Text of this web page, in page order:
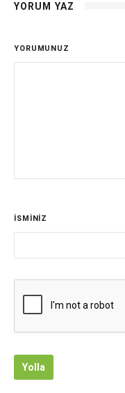
YORUM YAZ
YORUMUNUZ
İSMİNİZ
Yolla